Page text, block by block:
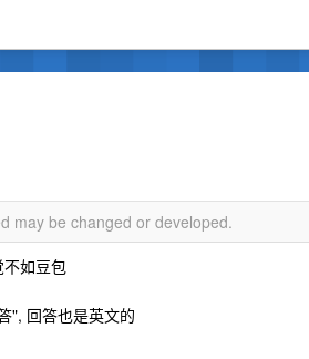
may be changed or developed.
如豆包
", 回答也是英文的